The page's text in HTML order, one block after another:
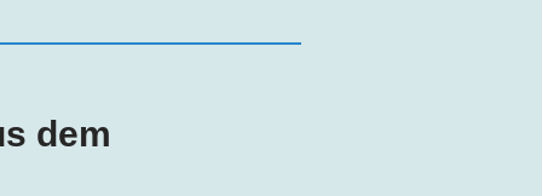
dem